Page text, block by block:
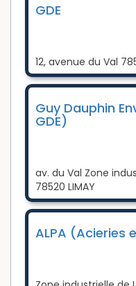
GDE
12, avenue du Val
Guy Dauphin
GDE)
av. du Val Zone
78520 LIMAY
ALPA (Acieries